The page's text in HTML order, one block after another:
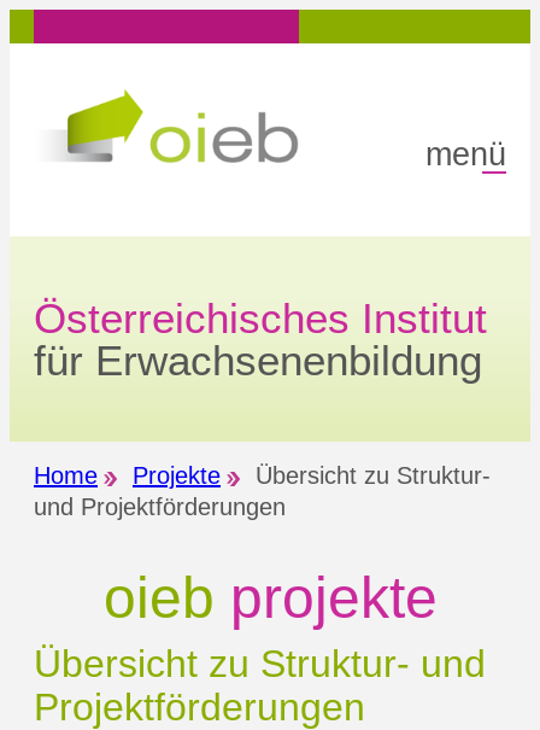
Inhalt
menü
Österreichisches Institut
für Erwachsenenbildung
Home Projekte
Übersicht zu Struktur-
und Projektförderungen
oieb projekte
Übersicht zu Struktur- und
Projektförderungen